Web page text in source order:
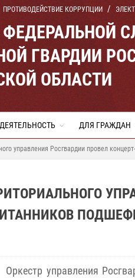
ПРОТИВОДЕЙСТВИЕ КОРРУПЦИИ
ФЕДЕРАЛЬНОЙ
ГВАРДИИ
ОБЛАСТИ
ДЕЯТЕЛЬНОСТЬ ДЛЯ ГРАЖДАН
управления Росгвардии провел
Оркестр управления